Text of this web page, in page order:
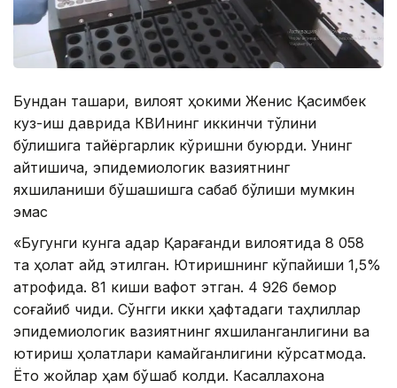
Бундан ташқари, вилоят ҳокими Женис Қасимбек
куз-қиш даврида КВИнинг иккинчи тўлқини
бўлишига тайёргарлик кўришни буюрди. Унинг
айтишича, эпидемиологик вазиятнинг
яхшиланиши бўшашишга сабаб бўлиши мумкин
эмас
«Бугунги кунга қадар Қарағанди вилоятида 8 058
та ҳолат қайд этилган. Юқтиришнинг кўпайиши 1,5%
атрофида. 81 киши вафот этган. 4 926 бемор
соғайиб чиқди. Сўнгги икки ҳафтадаги таҳлиллар
эпидемиологик вазиятнинг яхшиланганлигини ва
юқтириш ҳолатлари камайганлигини кўрсатмоқда.
Ётоқ жойлар ҳам бўшаб колди. Касаллахона